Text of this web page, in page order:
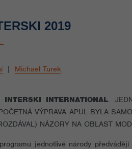
2019
| Michael Turek
INTERSKI INTERNATIONAL.
VÝPRAVA APUL BYLA
NÁZORY NA OBLAST
jednotlivé národy